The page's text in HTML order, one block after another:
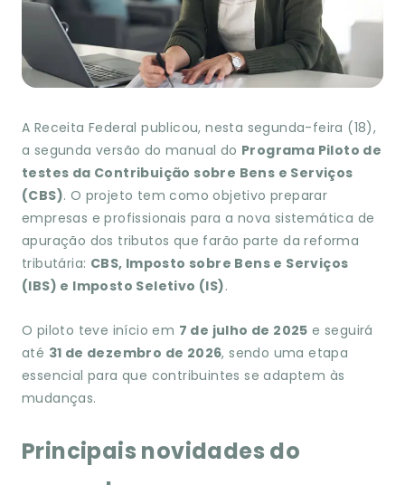
A Receita Federal publicou, nesta segunda-feira (18),
a segunda versão do manual do Programa Piloto de
testes da Contribuição sobre Bens e Serviços
(CBS). O projeto tem como objetivo preparar
empresas e profissionais para a nova sistemática de
apuração dos tributos que farão parte da reforma
tributária: CBS, Imposto sobre Bens e Serviços
(IBS) e Imposto Seletivo (IS).
O piloto teve início em 7 de julho de 2025 e seguirá
até 31 de dezembro de 2026, sendo uma etapa
essencial para que contribuintes se adaptem às
mudanças.
Principais novidades do